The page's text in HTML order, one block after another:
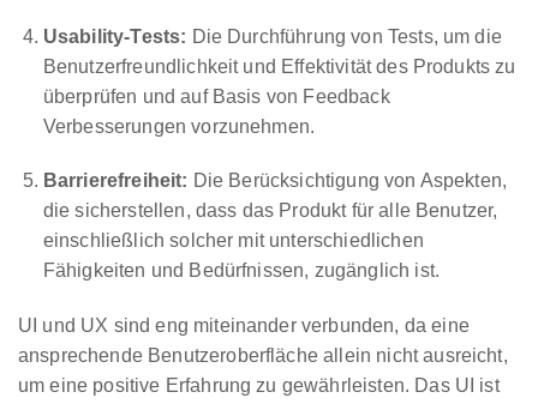
Usability-Tests: Die Durchführung von Tests, um die
Benutzerfreundlichkeit und Effektivität des Produkts zu
überprüfen und auf Basis von Feedback
Verbesserungen vorzunehmen.
Barrierefreiheit: Die Berücksichtigung von Aspekten,
die sicherstellen, dass das Produkt für alle Benutzer,
einschließlich solcher mit unterschiedlichen
Fähigkeiten und Bedürfnissen, zugänglich ist.
UI und UX sind eng miteinander verbunden, da eine
ansprechende Benutzeroberfläche allein nicht ausreicht,
um eine positive Erfahrung zu gewährleisten. Das UI ist